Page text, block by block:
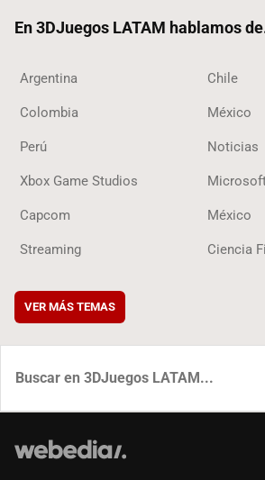
En 3DJuegos LATAM hablamos
Argentina Chile
Colombia México
Perú Noticias
Xbox Game Studios
Capcom México
Streaming Ciencia
VER MÁS TEMAS